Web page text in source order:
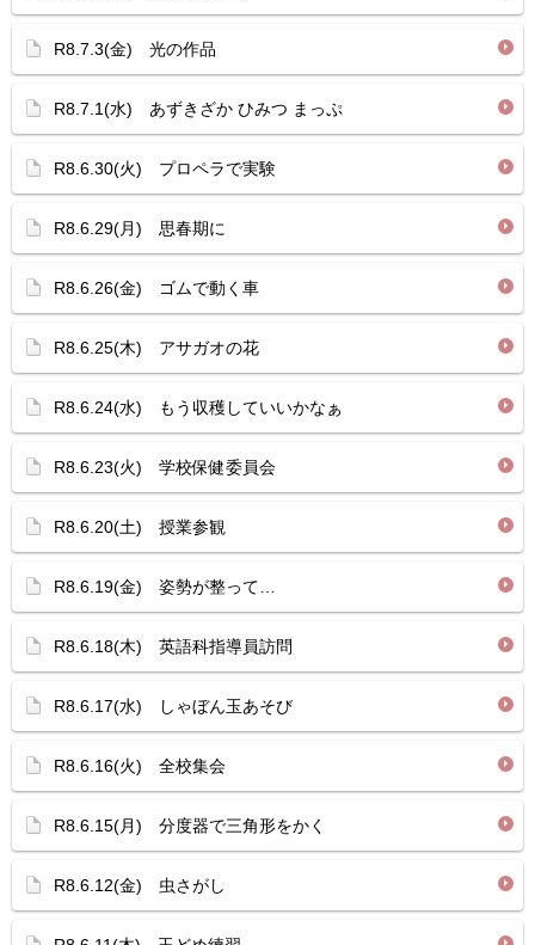
R8.7.3(金) 光の作品
R8.7.1(水) あずきざか ひみつ まっぷ
R8.6.30(火) プロペラで実験
R8.6.29(月) 思春期に
R8.6.26(金) ゴムで動く車
R8.6.25(木) アサガオの花
R8.6.24(水) もう収穫していいかなぁ
R8.6.23(火) 学校保健委員会
R8.6.20(土) 授業参観
R8.6.19(金) 姿勢が整って…
R8.6.18(木) 英語科指導員訪問
R8.6.17(水) しゃぼん玉あそび
R8.6.16(火) 全校集会
R8.6.15(月) 分度器で三角形をかく
R8.6.12(金) 虫さがし